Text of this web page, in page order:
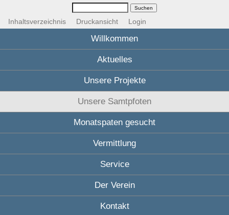
Inhaltsverzeichnis Druckansicht Login
Willkommen
Aktuelles
Unsere Projekte
Unsere Samtpfoten
Monatspaten gesucht
Vermittlung
Service
Der Verein
Kontakt